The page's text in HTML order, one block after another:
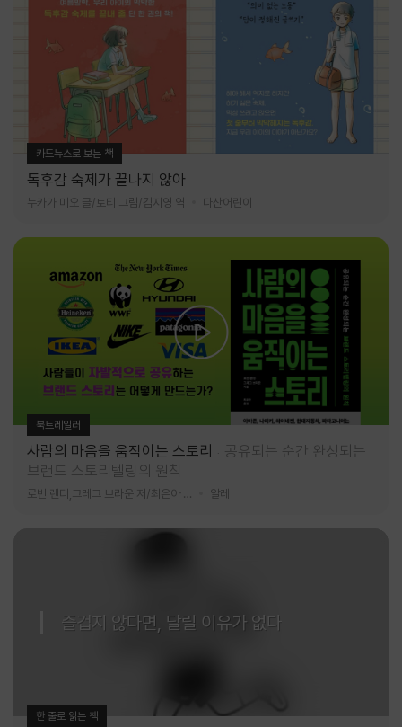
카드뉴스로 보는 책
독후감 숙제가 끝나지 않아
누카가 미오 글/토티 그림/김지영 역 다산어린이
북트레일러
사람의 마음을 움직이는 스토리
공유되는 순간 완성되는
브랜드 스토리텔링의 원칙
알레
즐겁지 않다면, 달릴 이유가 없다
한 줄로 읽는 책